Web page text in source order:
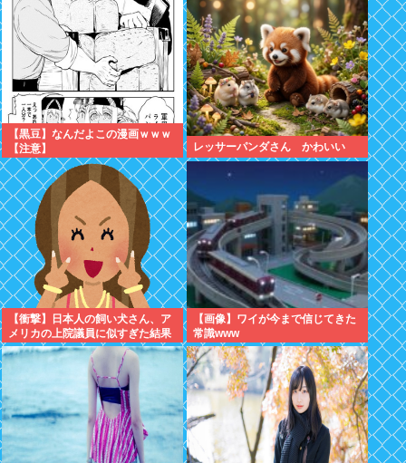
【黒豆】なんだよこの漫画ｗｗｗ
【注意】
レッサーパンダさん かわいい
【衝撃】日本人の飼い犬さん、ア
メリカの上院議員に似すぎた結果
www
【画像】ワイが今まで信じてきた
常識www